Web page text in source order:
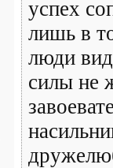
успех
лишь в
люди
силы не